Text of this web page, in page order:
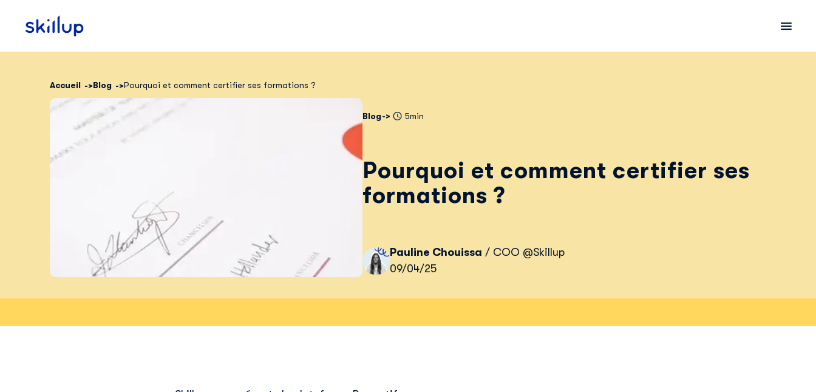
Clients
Accueil Blog Pourquoi et comment certifier ses formations ?
Blog 5min
Pourquoi et comment certifier ses
formations ?
Pauline Chouissa / COO @Skillup
09/04/25